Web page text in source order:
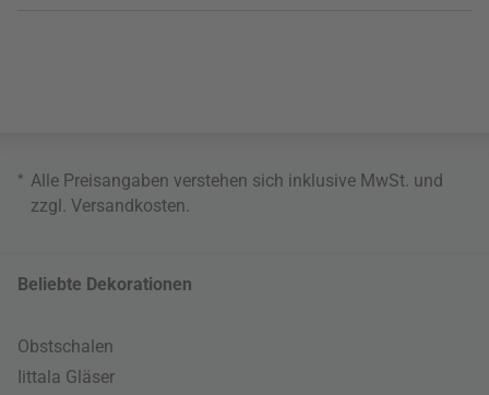
* Alle Preisangaben verstehen sich inklusive MwSt. und
zzgl. Versandkosten
Beliebte Dekorationen
Obstschalen
Iittala Gläser